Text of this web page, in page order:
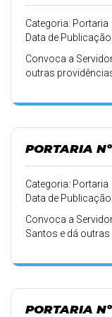
Categoria: Portaria
Data de
Convoca a
outras
PORTARIA
Categoria: Portaria
Data de
Convoca a
Santos e dá outras
PORTARIA